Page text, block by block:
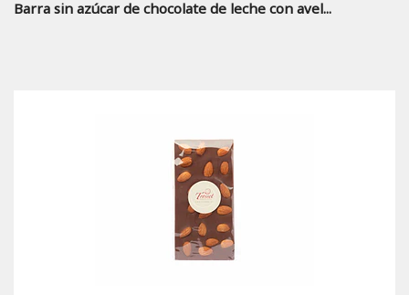
Barra sin azúcar de chocolate de leche con avel...